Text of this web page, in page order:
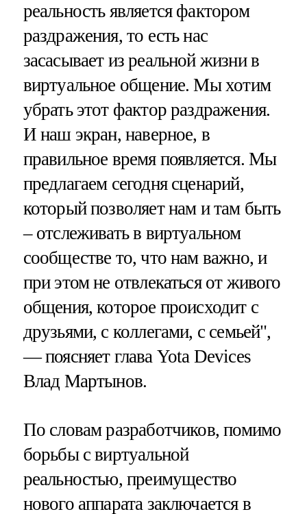
реальность является фактором
раздражения, то есть нас
засасывает из реальной жизни в
виртуальное общение. Мы хотим
убрать этот фактор раздражения.
И наш экран, наверное, в
правильное время появляется. Мы
предлагаем сегодня сценарий,
который позволяет нам и там быть
– отслеживать в виртуальном
сообществе то, что нам важно, и
при этом не отвлекаться от живого
общения, которое происходит с
друзьями, с коллегами, с семьей",
— поясняет глава Yota Devices
Влад Мартынов.
По словам разработчиков, помимо
борьбы с виртуальной
реальностью, преимущество
нового аппарата заключается в